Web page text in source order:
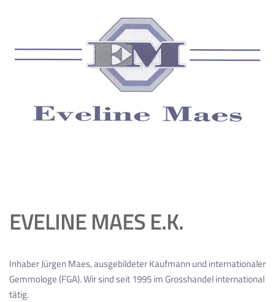
EVELINE MAES E.K.
Inhaber Jürgen Maes, ausgebildeter Kaufmann und internationaler
Gemmologe (FGA). Wir sind seit 1995 im Grosshandel international
tätig.